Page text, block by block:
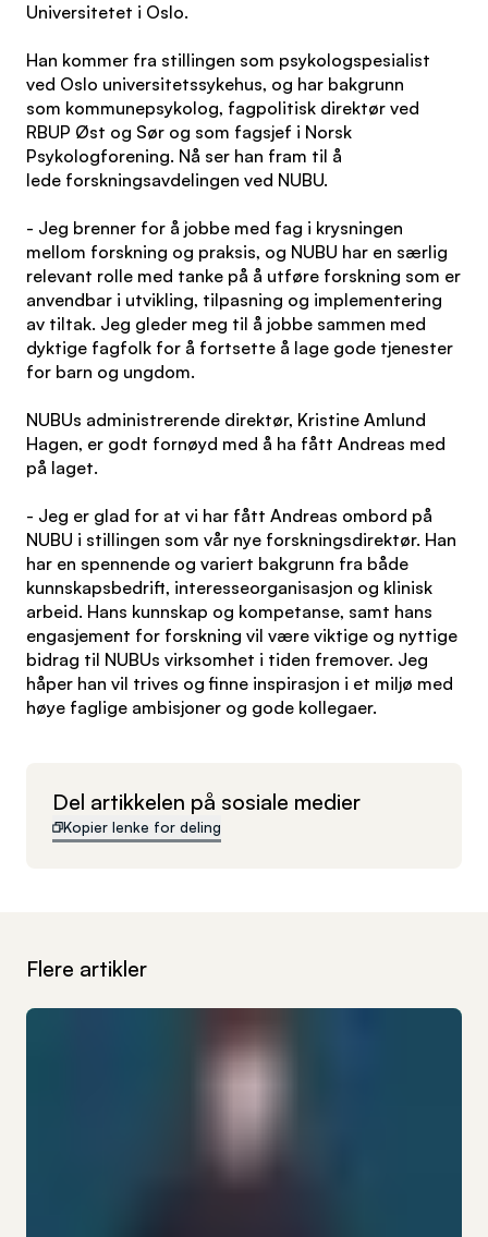
Universitetet i Oslo.
Han kommer fra stillingen som psykologspesialist
ved Oslo universitetssykehus, og har bakgrunn
som kommunepsykolog, fagpolitisk direktør ved
RBUP Øst og Sør og som fagsjef i Norsk
Psykologforening. Nå ser han fram til å
lede forskningsavdelingen ved NUBU.
- Jeg brenner for å jobbe med fag i krysningen
mellom forskning og praksis, og NUBU har en særlig
relevant rolle med tanke på å utføre forskning som er
anvendbar i utvikling, tilpasning og implementering
av tiltak. Jeg gleder meg til å jobbe sammen med
dyktige fagfolk for å fortsette å lage gode tjenester
for barn og ungdom.
NUBUs administrerende direktør, Kristine Amlund
Hagen, er godt fornøyd med å ha fått Andreas med
på laget.
- Jeg er glad for at vi har fått Andreas ombord på
NUBU i stillingen som vår nye forskningsdirektør. Han
har en spennende og variert bakgrunn fra både
kunnskapsbedrift, interesseorganisasjon og klinisk
arbeid. Hans kunnskap og kompetanse, samt hans
engasjement for forskning vil være viktige og nyttige
bidrag til NUBUs virksomhet i tiden fremover. Jeg
håper han vil trives og finne inspirasjon i et miljø med
høye faglige ambisjoner og gode kollegaer.
Del artikkelen på sosiale medier
Kopier lenke for deling
Flere artikler